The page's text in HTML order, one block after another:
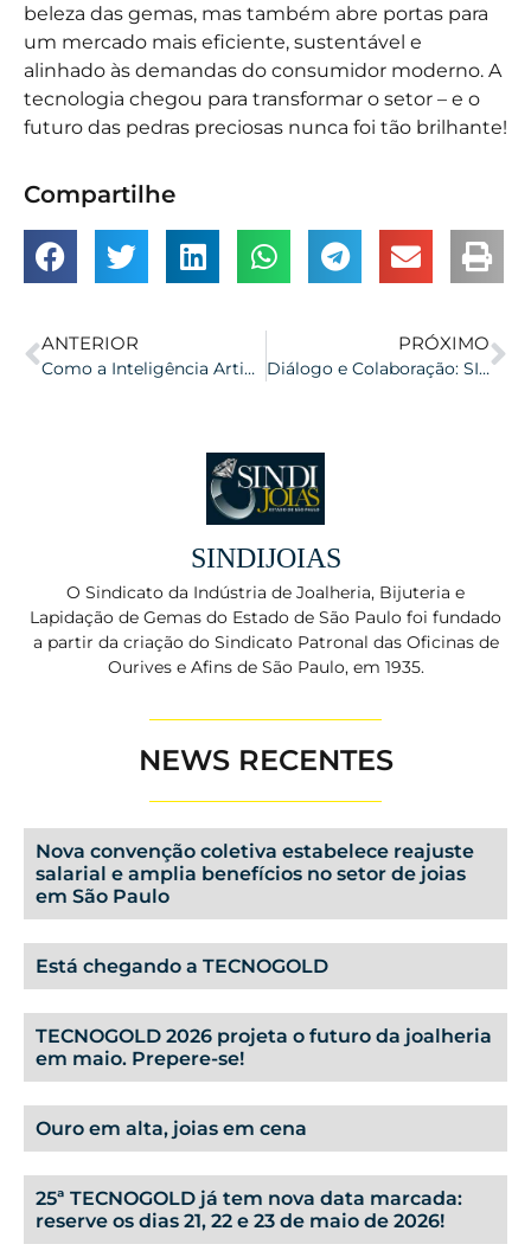
beleza das gemas, mas também abre portas para
um mercado mais eficiente, sustentável e
alinhado às demandas do consumidor moderno. A
tecnologia chegou para transformar o setor – e o
futuro das pedras preciosas nunca foi tão brilhante!
Compartilhe
ANTERIOR
Como a Inteligência Artificial Está Transformando o Design de Joias
PRÓXIMO
Diálogo e Colaboração: SINDIJOIAS e SINTRAJOIAS Iniciam Negociações para a CCT 2025/2026
SINDIJOIAS
O Sindicato da Indústria de Joalheria, Bijuteria e
Lapidação de Gemas do Estado de São Paulo foi fundado
a partir da criação do Sindicato Patronal das Oficinas de
Ourives e Afins de São Paulo, em 1935.
NEWS RECENTES
Nova convenção coletiva estabelece reajuste
salarial e amplia benefícios no setor de joias
em São Paulo
Está chegando a TECNOGOLD
TECNOGOLD 2026 projeta o futuro da joalheria
em maio. Prepere-se!
Ouro em alta, joias em cena
25ª TECNOGOLD já tem nova data marcada:
reserve os dias 21, 22 e 23 de maio de 2026!